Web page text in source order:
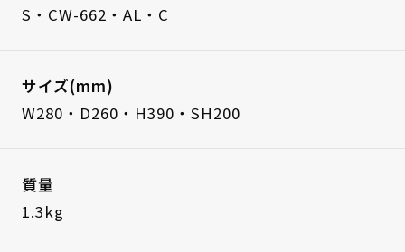
S・CW-662・AL・C
サイズ(mm)
W280・D260・H390・SH200
質量
1.3kg